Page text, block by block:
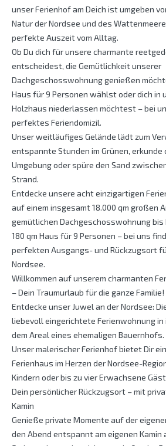
unser Ferienhof am Deich ist umgeben
Natur der Nordsee und des
perfekte Auszeit vom Alltag.
Ob Du dich für unsere charmante
entscheidest, die Gemütlichkeit unserer
Dachgeschosswohnung genießen
Haus für 9 Personen wählst oder dich in
Holzhaus niederlassen möchtest – bei
perfektes Feriendomizil.
Unser weitläufiges Gelände lädt zum
entspannte Stunden im Grünen, erkunde
Umgebung oder spüre den Sand
Strand.
Entdecke unsere acht einzigartigen
auf einem insgesamt 18.000 qm großen
gemütlichen Dachgeschosswohnung bis
180 qm Haus für 9 Personen – bei uns
perfekten Ausgangs- und Rückzugsort
Nordsee.
Willkommen auf unserem charmanten
– Dein Traumurlaub für die ganze Familie!
Entdecke unser Juwel an der Nordsee:
liebevoll eingerichtete Ferienwohnung
dem Areal eines ehemaligen Bauernhofs.
Unser malerischer Ferienhof bietet Dir
Ferienhaus im Herzen der Nordsee-
Kindern oder bis zu vier Erwachsene
Dein persönlicher Rückzugsort – mit
Kamin
Genieße private Momente auf der
den Abend entspannt am eigenen Kamin